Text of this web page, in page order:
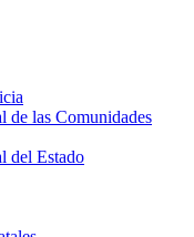
de las Comunidades
del Estado